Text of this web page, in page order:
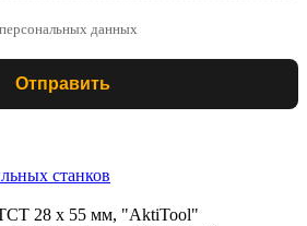
данных
Отправить
станков
28 x 55 мм, "AktiTool"